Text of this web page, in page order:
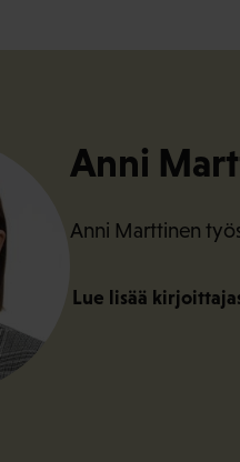
Anni
Anni Marttinen
Lue lisää